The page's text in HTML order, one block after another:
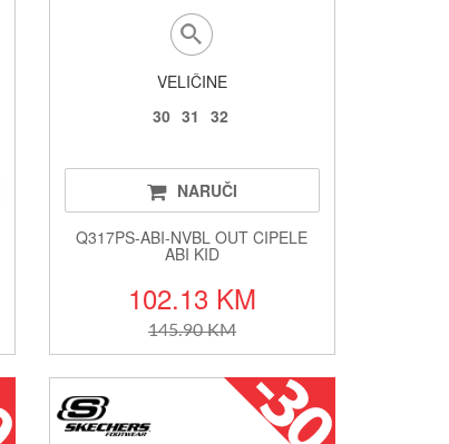
VELIČINE
30 31 32
NARUČI
Q317PS-ABI-NVBL OUT CIPELE
ABI KID
102.13 KM
145.90 KM